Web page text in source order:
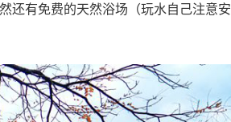
还有免费的天然浴场（玩水自己注意安